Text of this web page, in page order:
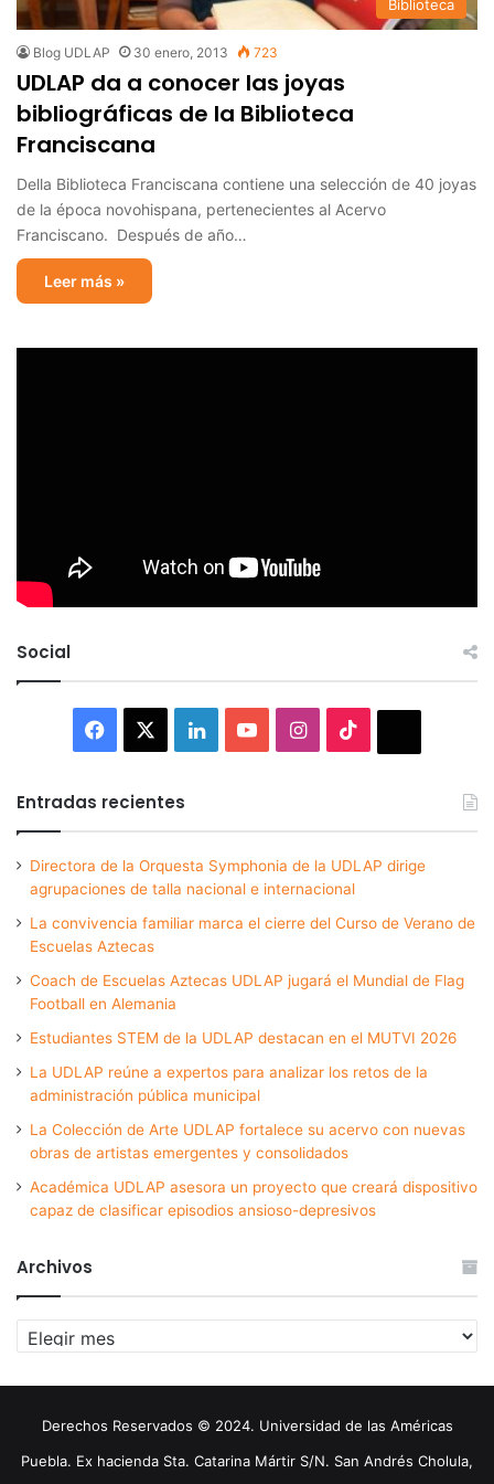
Biblioteca
Blog UDLAP 30 enero, 2013 723
UDLAP da a conocer las joyas
bibliográficas de la Biblioteca
Franciscana
Della Biblioteca Franciscana contiene una selección de 40 joyas
de la época novohispana, pertenecientes al Acervo
Franciscano. Después de año…
Leer más »
Social
Facebook LinkedInYouTubeInstagram
Entradas recientes
Directora de la Orquesta Symphonia de la UDLAP dirige
agrupaciones de talla nacional e internacional
La convivencia familiar marca el cierre del Curso de Verano de
Escuelas Aztecas
Coach de Escuelas Aztecas UDLAP jugará el Mundial de Flag
Football en Alemania
Estudiantes STEM de la UDLAP destacan en el MUTVI 2026
La UDLAP reúne a expertos para analizar los retos de la
administración pública municipal
La Colección de Arte UDLAP fortalece su acervo con nuevas
obras de artistas emergentes y consolidados
Académica UDLAP asesora un proyecto que creará dispositivo
capaz de clasificar episodios ansioso-depresivos
Archivos
Archivos
Derechos Reservados © 2024. Universidad de las Américas
Puebla. Ex hacienda Sta. Catarina Mártir S/N. San Andrés Cholula,